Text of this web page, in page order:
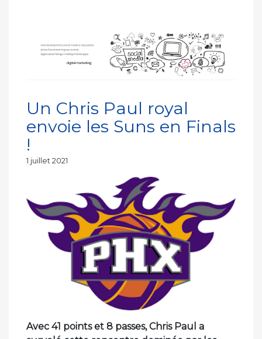
Un Chris Paul royal
envoie les Suns en Finals
!
Publié
1 juillet 2021
Avec 41 points et 8 passes, Chris Paul a